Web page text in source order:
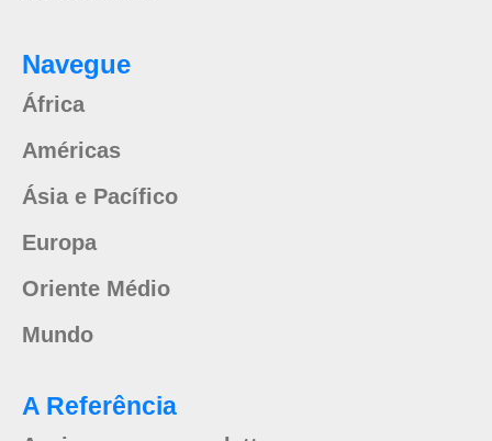
Navegue
África
Américas
Ásia e Pacífico
Europa
Oriente Médio
Mundo
A Referência